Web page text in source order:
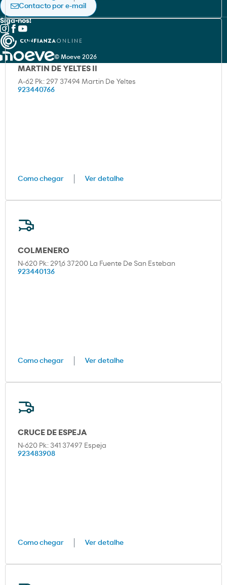
MARTIN DE YELTES II
A-62 Pk: 297 37494 Martin De Yeltes
923440766
Como chegar Ver detalhe
COLMENERO
N-620 Pk: 291,6 37200 La Fuente De San Esteban
923440136
Como chegar Ver detalhe
CRUCE DE ESPEJA
N-620 Pk: 341 37497 Espeja
923483908
Como chegar Ver detalhe
Contacto por e-mail
© Moeve 2026
Siga-nos!